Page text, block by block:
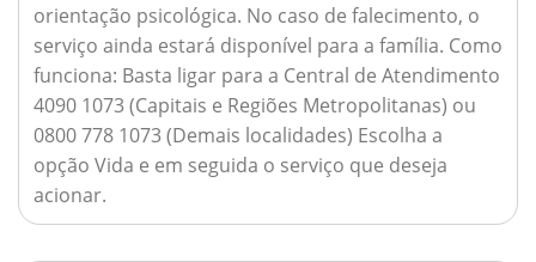
orientação psicológica. No caso de falecimento, o
serviço ainda estará disponível para a família. Como
funciona: Basta ligar para a Central de Atendimento
4090 1073 (Capitais e Regiões Metropolitanas) ou
0800 778 1073 (Demais localidades) Escolha a
opção Vida e em seguida o serviço que deseja
acionar.